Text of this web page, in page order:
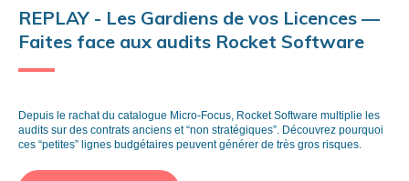
REPLAY - Les Gardiens de vos Licences —
Faites face aux audits Rocket Software
Depuis le rachat du catalogue Micro-Focus, Rocket Software multiplie les
audits sur des contrats anciens et “non stratégiques”. Découvrez pourquoi
ces “petites” lignes budgétaires peuvent générer de très gros risques.